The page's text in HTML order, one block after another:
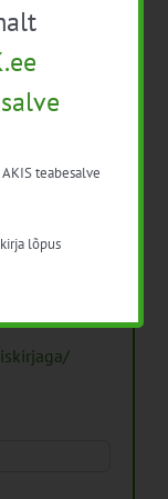
teabesalve
lõpus